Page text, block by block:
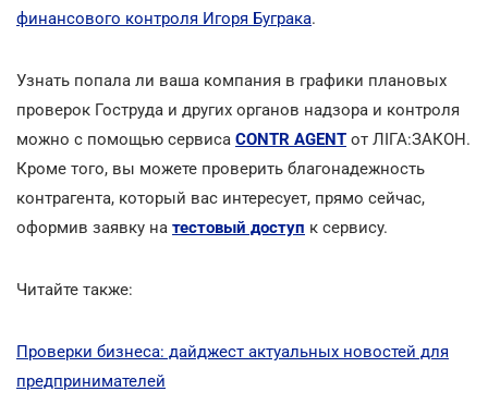
финансового контроля Игоря Буграка.
Узнать попала ли ваша компания в графики плановых
проверок Гоструда и других органов надзора и контроля
можно с помощью сервиса CONTR AGENT от ЛІГА:ЗАКОН.
Кроме того, вы можете проверить благонадежность
контрагента, который вас интересует, прямо сейчас,
оформив заявку на тестовый доступ к сервису.
Читайте также:
Проверки бизнеса: дайджест актуальных новостей для
предпринимателей